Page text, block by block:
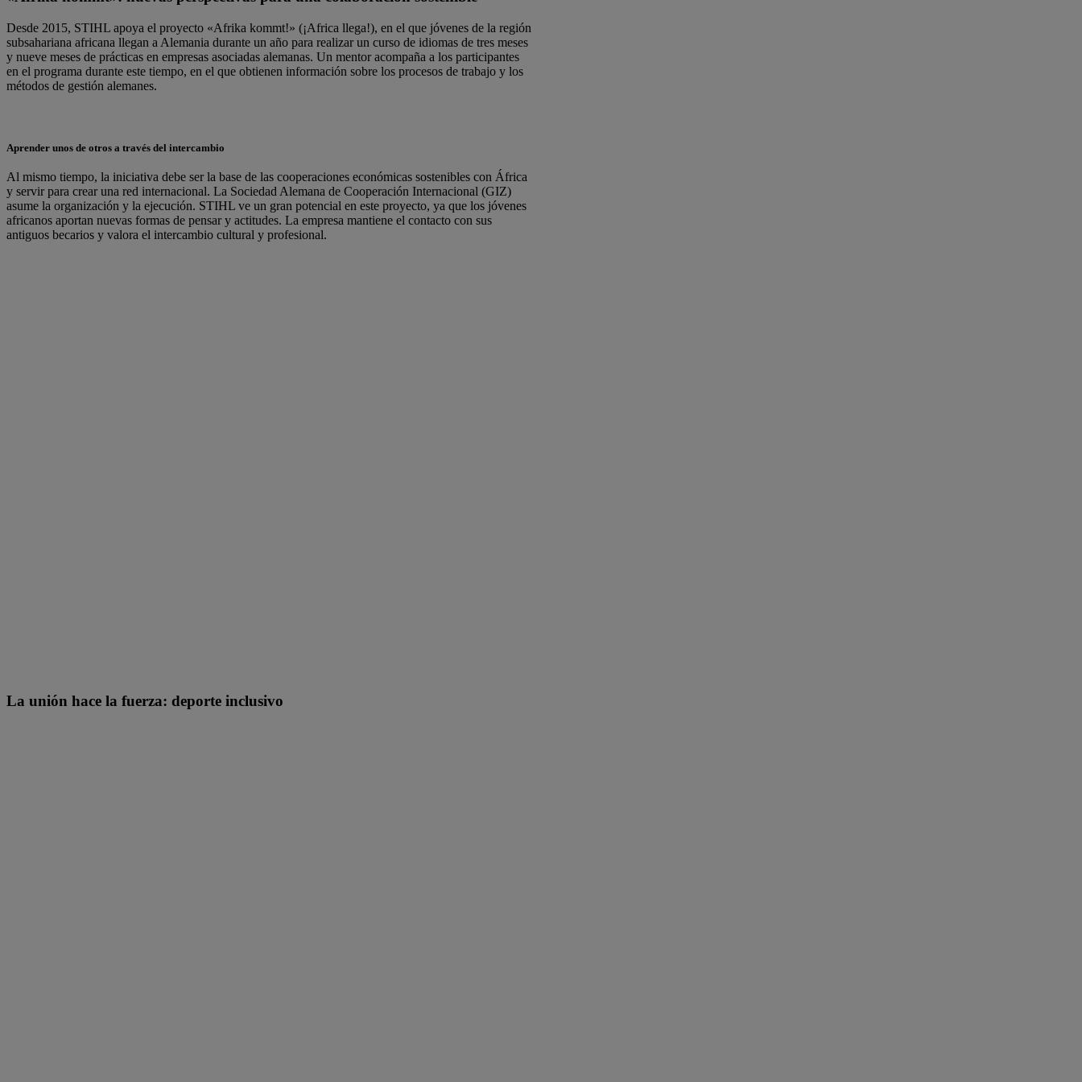
Desde 2015, STIHL apoya el proyecto «Afrika kommt!» (¡Africa llega!), en el que jóvenes de la región
subsahariana africana llegan a Alemania durante un año para realizar un curso de idiomas de tres meses
y nueve meses de prácticas en empresas asociadas alemanas. Un mentor acompaña a los participantes
en el programa durante este tiempo, en el que obtienen información sobre los procesos de trabajo y los
métodos de gestión alemanes.
Aprender unos de otros a través del intercambio
Al mismo tiempo, la iniciativa debe ser la base de las cooperaciones económicas sostenibles con África
y servir para crear una red internacional. La Sociedad Alemana de Cooperación Internacional (GIZ)
asume la organización y la ejecución. STIHL ve un gran potencial en este proyecto, ya que los jóvenes
africanos aportan nuevas formas de pensar y actitudes. La empresa mantiene el contacto con sus
antiguos becarios y valora el intercambio cultural y profesional.
La unión hace la fuerza: deporte inclusivo